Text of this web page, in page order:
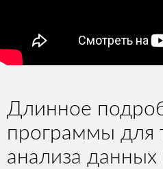
Длинное
программы для
анализа